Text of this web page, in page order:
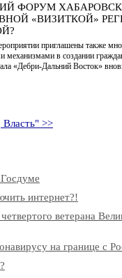
ФОРУМ
«ВИЗИТКОЙ»
приглашены также
в создании
«Дебри-Дальний Восток»
>>
интернет?!
ветерана
на границе с